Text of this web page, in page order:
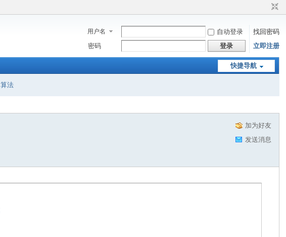
用户名 自动登录
找回密码
密码
登录 立即注册
快捷导航
算法
加为好友
发送消息